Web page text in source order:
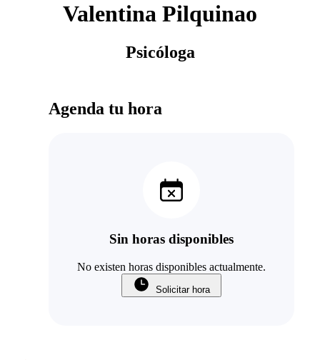
Valentina Pilquinao
Psicóloga
Agenda tu hora
Sin horas disponibles
No existen horas disponibles actualmente.
Solicitar hora